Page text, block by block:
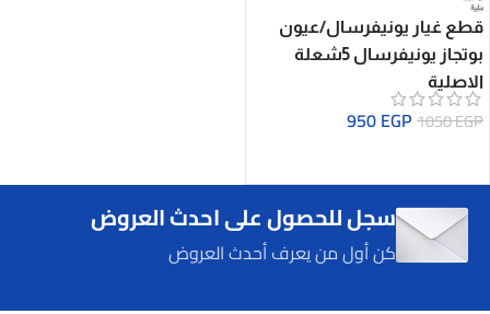
قطع غيار يونيفرسال/عيون
بوتجاز يونيفرسال 5شعلة
الاصلية
1050EGP
950EGP
سجل للحصول على احدث العروض
كن أول من يعرف أحدث العروض